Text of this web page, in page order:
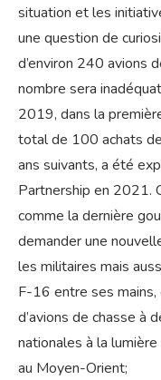
situation et les
une question de
d’environ 240 avions
nombre sera
2019, dans la
total de 100 achats
ans suivants, a été
Partnership en 2021.
comme la dernière
demander une
les militaires mais
F-16 entre ses mains,
d’avions de chasse à
nationales à la
au Moyen-Orient;